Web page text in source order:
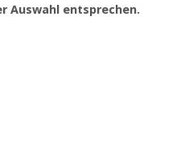
Auswahl entsprechen.